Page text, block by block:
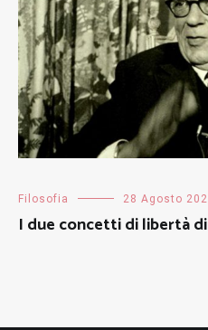
Filosofia 28 Agosto
I due concetti di libertà